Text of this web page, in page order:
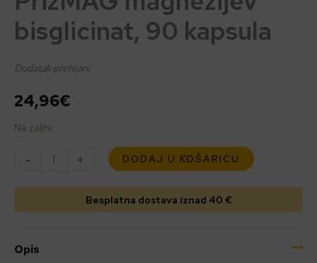
bisglicinat, 90 kapsula
Dodatak prehrani
24,96€
Na zalihi
- + DODAJ U KOŠARICU
Besplatna dostava iznad 40 €
Opis